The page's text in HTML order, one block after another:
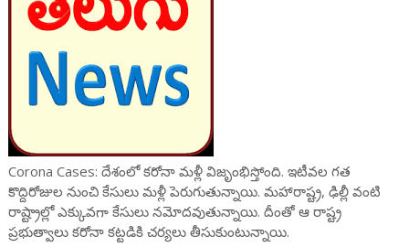
Corona Cases: దేశంలో కరోనా మళ్లీ విజృంభిస్తోంది. ఇటీవల గత
కొద్దిరోజుల నుంచి కేసులు మళ్లీ పెరుగుతున్నాయి. మహారాష్ట్ర, ఢిల్లీ వంటి
రాష్ట్రాల్లో ఎక్కువగా కేసులు నమోదవుతున్నాయి. దీంతో ఆ రాష్ట్ర
ప్రభుత్వాలు కరోనా కట్టడికి చర్యలు తీసుకుంటున్నాయి.